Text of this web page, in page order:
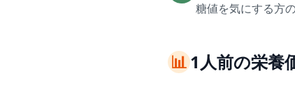
糖値を気にする方
📊1人前の栄養